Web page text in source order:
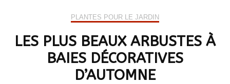
PLANTES POUR LE JARDIN
LES PLUS BEAUX ARBUSTES À
BAIES DÉCORATIVES
D’AUTOMNE